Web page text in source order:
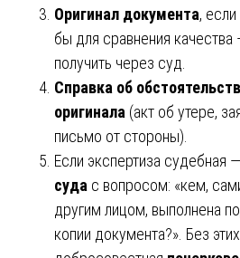
Оригинал документа,
бы для сравнения качества
получить через суд.
Справка об
оригинала (акт об утере,
письмо от стороны).
Если экспертиза судебная —
суда с вопросом: «кем,
другим лицом, выполнена
копии документа?». Без